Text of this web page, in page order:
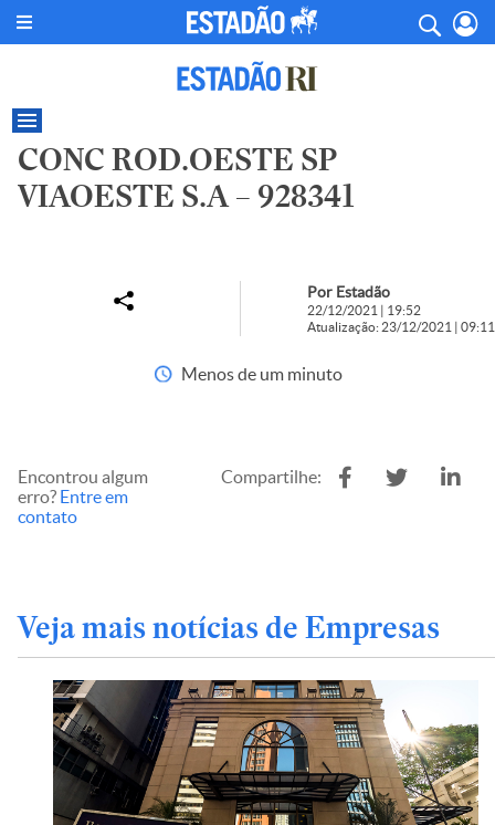
CONC ROD.OESTE SP
VIAOESTE S.A – 928341
Por Estadão
22/12/2021 | 19:52
Atualização: 23/12/2021 | 09:11
Menos de um minuto
Encontrou algum
erro? Entre em
contato
Compartilhe:
Veja mais notícias de Empresas